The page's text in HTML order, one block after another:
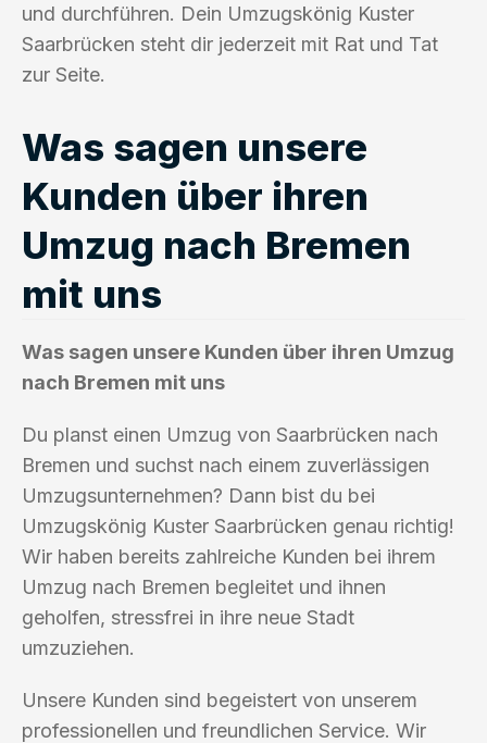
und durchführen. Dein Umzugskönig Kuster
Saarbrücken steht dir jederzeit mit Rat und Tat
zur Seite.
Was sagen unsere
Kunden über ihren
Umzug nach Bremen
mit uns
Was sagen unsere Kunden über ihren Umzug
nach Bremen mit uns
Du planst einen Umzug von Saarbrücken nach
Bremen und suchst nach einem zuverlässigen
Umzugsunternehmen? Dann bist du bei
Umzugskönig Kuster Saarbrücken genau richtig!
Wir haben bereits zahlreiche Kunden bei ihrem
Umzug nach Bremen begleitet und ihnen
geholfen, stressfrei in ihre neue Stadt
umzuziehen.
Unsere Kunden sind begeistert von unserem
professionellen und freundlichen Service. Wir